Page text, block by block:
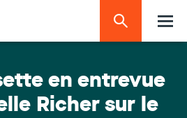
en entrevue
Richer sur le